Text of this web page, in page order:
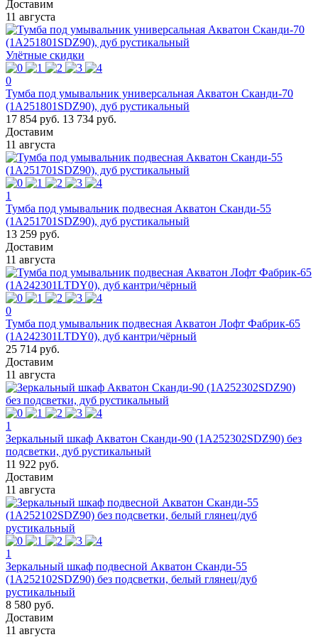
Доставим
11 августа
Улётные скидки
0
Тумба под умывальник универсальная Акватон Сканди-70
(1A251801SDZ90), дуб рустикальный
17 854 руб. 13 734 руб.
Доставим
11 августа
1
Тумба под умывальник подвесная Акватон Сканди-55
(1A251701SDZ90), дуб рустикальный
13 259 руб.
Доставим
11 августа
0
Тумба под умывальник подвесная Акватон Лофт Фабрик-65
(1A242301LTDY0), дуб кантри/чёрный
25 714 руб.
Доставим
11 августа
1
Зеркальный шкаф Акватон Сканди-90 (1A252302SDZ90) без
подсветки, дуб рустикальный
11 922 руб.
Доставим
11 августа
1
Зеркальный шкаф подвесной Акватон Сканди-55
(1A252102SDZ90) без подсветки, белый глянец/дуб
рустикальный
8 580 руб.
Доставим
11 августа